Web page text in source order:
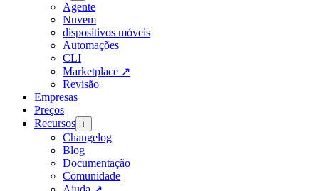
Agente
Nuvem
dispositivos móveis
Automações
CLI
Marketplace ↗
Revisão
Empresas
Preços
Recursos ↓
Changelog
Blog
Documentação
Comunidade